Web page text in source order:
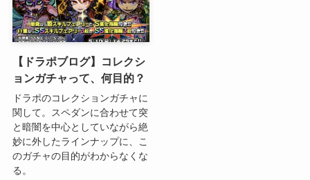
【ドラポブログ】コレクシ
ョンガチャって、何目的？
ドラポのコレクションガチャに
関して。スペダンに合わせて突
と暗闇を中心としていながら絶
妙に外したラインナップに、こ
のガチャの目的がわからなくな
る。